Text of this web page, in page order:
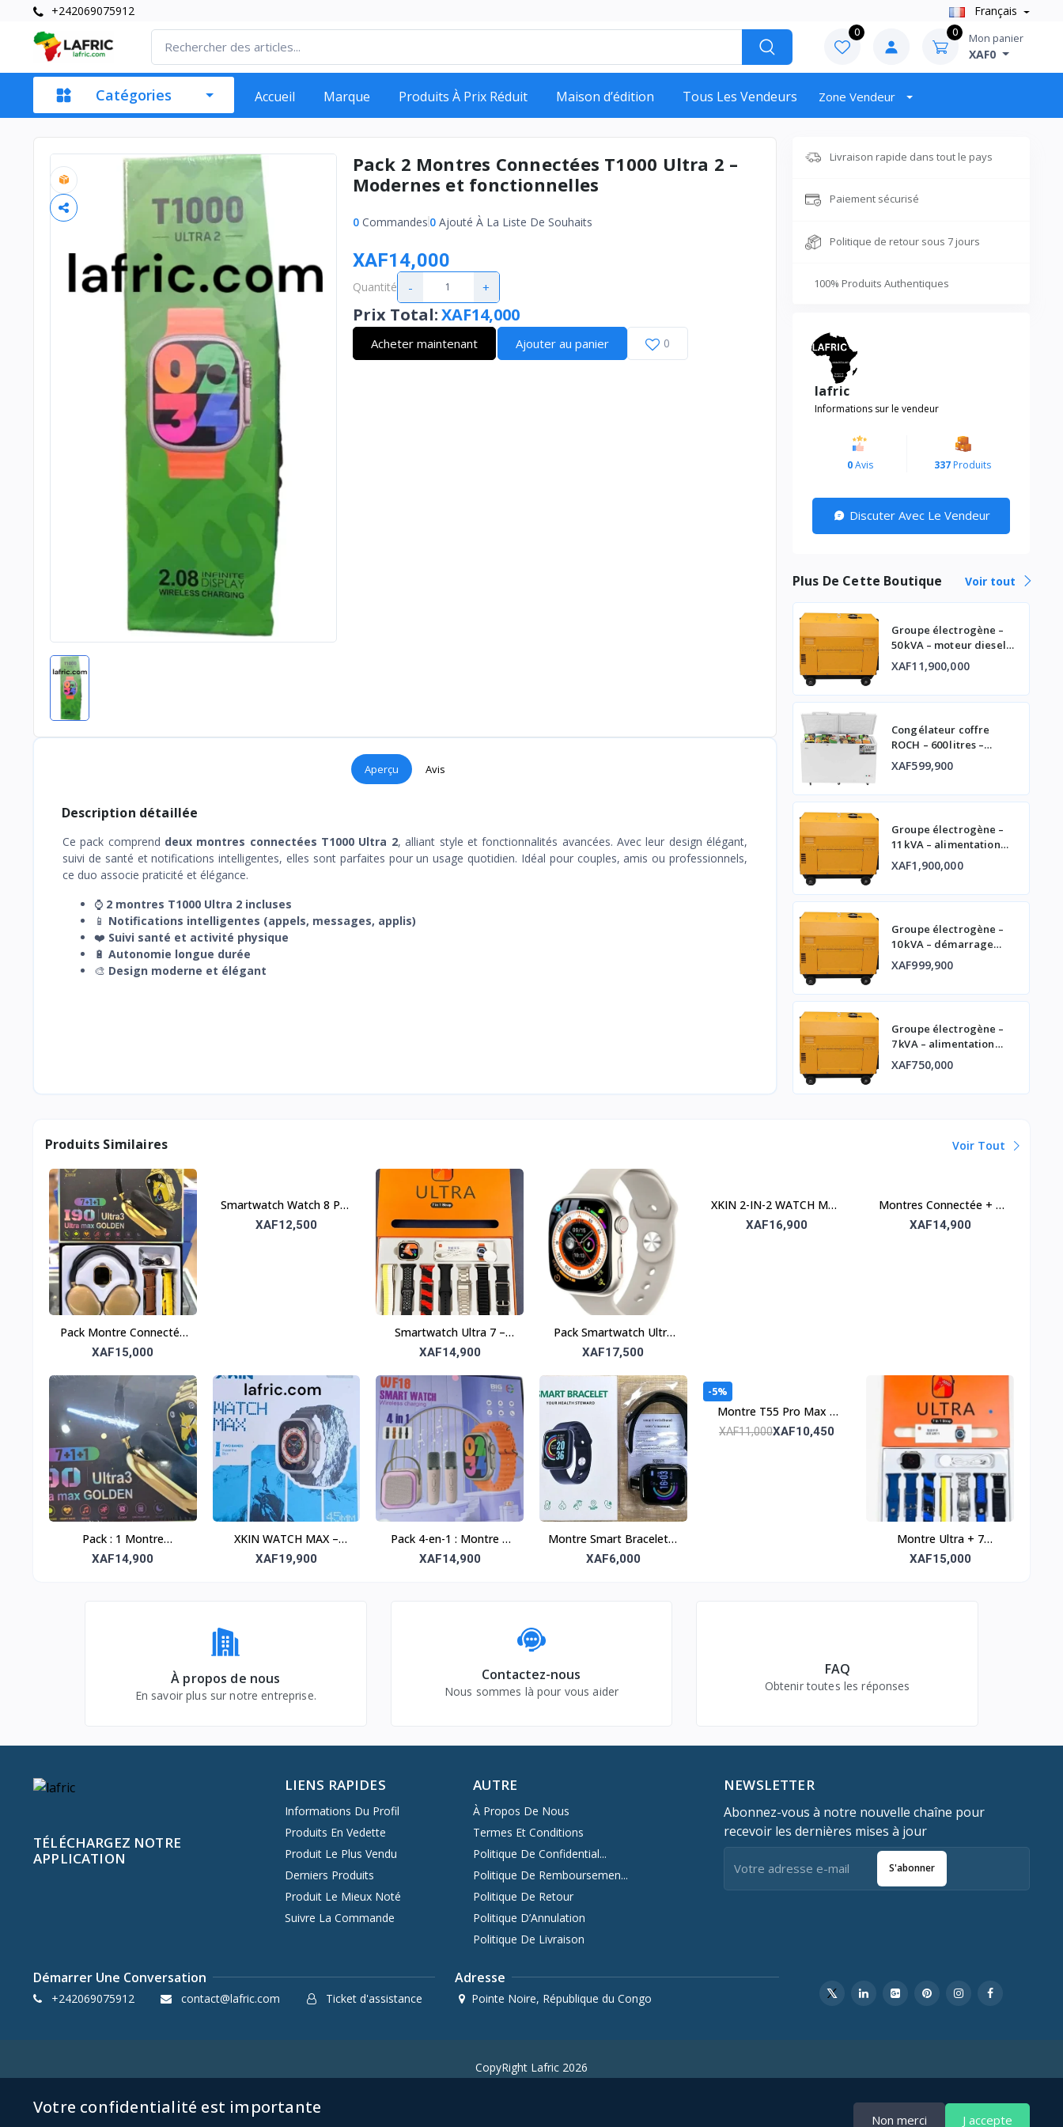
+242069075912 Français
0 0 Mon panier
XAF0
Catégories Accueil Marque Produits À Prix Réduit Maison d’édition Tous Les Vendeurs Zone Vendeur
Pack 2 Montres Connectées T1000 Ultra 2 –
Modernes et fonctionnelles
0Commandes 0Ajouté À La Liste De Souhaits
XAF14,000
Quantité - +
Prix Total:XAF14,000
Acheter maintenant Ajouter au panier 0
Aperçu Avis
Description détaillée
Ce pack comprend deux montres connectées T1000 Ultra 2, alliant style et fonctionnalités avancées. Avec leur design élégant,
suivi de santé et notifications intelligentes, elles sont parfaites pour un usage quotidien. Idéal pour couples, amis ou professionnels,
ce duo associe praticité et élégance.
⌚ 2 montres T1000 Ultra 2 incluses
📱 Notifications intelligentes (appels, messages, applis)
❤️ Suivi santé et activité physique
🔋 Autonomie longue durée
🎨 Design moderne et élégant
Livraison rapide dans tout le pays
Paiement sécurisé
Politique de retour sous 7 jours
100% Produits Authentiques
lafric
Informations sur le vendeur
0Avis 337 Produits
Discuter Avec Le Vendeur
Plus De Cette Boutique Voir tout
Groupe électrogène –
50 kVA – moteur diesel
industriel
XAF11,900,000
Congélateur coffre
ROCH – 600 litres –
double porte
XAF599,900
Groupe électrogène –
11 kVA – alimentation
fiable
XAF1,900,000
Groupe électrogène –
10 kVA – démarrage
automatique et
affichage digital
XAF999,900
Groupe électrogène –
7 kVA – alimentation
fiable
XAF750,000
Produits Similaires Voir Tout
Pack Montre Connectée
+ 1 Baladeur + 7
XAF15,000
Smartwatch Watch 8 Pro
– L'Équilibre Parfait entre
XAF12,500
Smartwatch Ultra 7 –
Montre Intelligente Haut
XAF14,900
Pack Smartwatch Ultra
RB01 – Montre
Bracelets Inclus
XAF17,500
XKIN 2-IN-2 WATCH MAX
PRO – Pack de 2
XAF16,900
Montres Connectée + 1
écouteur sans fil + 7
XAF14,900
Pack : 1 Montre
Connectée + 1 Baladeur
XAF14,900
XKIN WATCH MAX –
Élégance et performance
XAF19,900
Pack 4-en-1 : Montre +
Baffle + 2 Micros
XAF14,900
Montre Smart Bracelet –
Fitness et connectivité
XAF6,000
-5%
Montre T55 Pro Max –
Design moderne et
XAF11,000XAF10,450
Montre Ultra + 7
Bracelets – Polyvalence
XAF15,000
À propos de nous
En savoir plus sur notre entreprise.
Contactez-nous
Nous sommes là pour vous aider
FAQ
Obtenir toutes les réponses
TÉLÉCHARGEZ NOTRE
APPLICATION
LIENS RAPIDES
Informations Du Profil
Produits En Vedette
Produit Le Plus Vendu
Derniers Produits
Produit Le Mieux Noté
Suivre La Commande
AUTRE
À Propos De Nous
Termes Et Conditions
Politique De Confidential...
Politique De Remboursemen...
Politique De Retour
Politique D’Annulation
Politique De Livraison
NEWSLETTER
Abonnez-vous à notre nouvelle chaîne pour
recevoir les dernières mises à jour
S'abonner
Démarrer Une Conversation
+242069075912 contact@lafric.com Ticket d'assistance
Adresse
Pointe Noire, République du Congo
CopyRight Lafric 2026
Votre confidentialité est importante
Non merci J accepte